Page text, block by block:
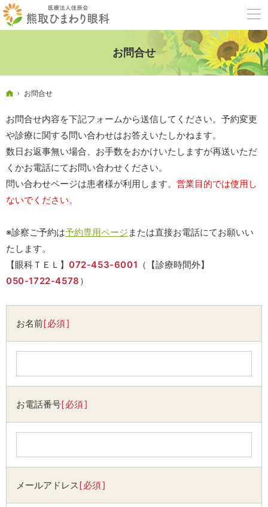
お問合せ
ホーム
お問合せ
お問合せ内容を下記フォームから送信してください。予約変更
や診療に関する問い合わせはお答えいたしかねます。
数日お返事無い場合、お手数をおかけいたしますが再送いただ
くかお電話にてお問い合わせください。
問い合わせページは患者様が利用します。 営業目的では使用し
ないでください。
※診察ご予約は予約専用ページ または直接お電話にてお願いい
たします。
【眼科ＴＥＬ】 072-453-6001 （【診療時間外】
050-1722-4578 ）
お名前 必須
お電話番号 必須
メールアドレス 必須